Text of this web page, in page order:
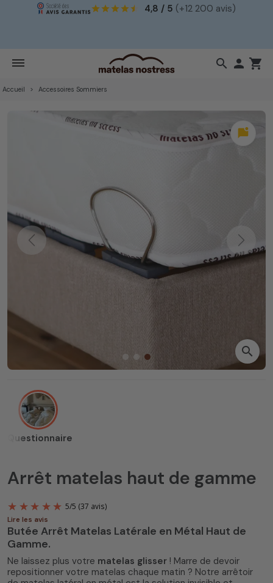
4,8 / 5 (+12 200 avis)
search  shopping_cart
Accueil Accessoires Sommiers
mark_chat_unread
Previous Next
search
Questionnaire
Arrêt matelas haut de gamme
Lire les avis
Butée Arrêt Matelas Latérale en Métal Haut de
Gamme.
Ne laissez plus votre matelas glisser ! Marre de devoir
repositionner votre matelas chaque matin ? Notre arrêtoir